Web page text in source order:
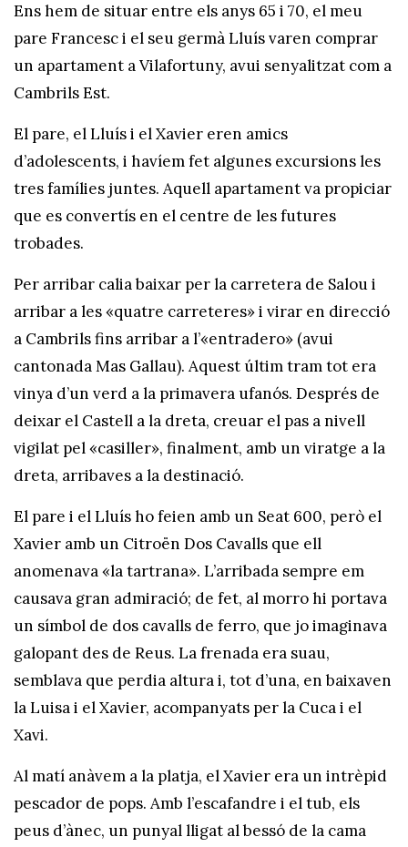
Ens hem de situar entre els anys 65 i 70, el meu
pare Francesc i el seu germà Lluís varen comprar
un apartament a Vilafortuny, avui senyalitzat com a
Cambrils Est.
El pare, el Lluís i el Xavier eren amics
d’adolescents, i havíem fet algunes excursions les
tres famílies juntes. Aquell apartament va propiciar
que es convertís en el centre de les futures
trobades.
Per arribar calia baixar per la carretera de Salou i
arribar a les «quatre carreteres» i virar en direcció
a Cambrils fins arribar a l’«entradero» (avui
cantonada Mas Gallau). Aquest últim tram tot era
vinya d’un verd a la primavera ufanós. Després de
deixar el Castell a la dreta, creuar el pas a nivell
vigilat pel «casiller», finalment, amb un viratge a la
dreta, arribaves a la destinació.
El pare i el Lluís ho feien amb un Seat 600, però el
Xavier amb un Citroën Dos Cavalls que ell
anomenava «la tartrana». L’arribada sempre em
causava gran admiració; de fet, al morro hi portava
un símbol de dos cavalls de ferro, que jo imaginava
galopant des de Reus. La frenada era suau,
semblava que perdia altura i, tot d’una, en baixaven
la Luisa i el Xavier, acompanyats per la Cuca i el
Xavi.
Al matí anàvem a la platja, el Xavier era un intrèpid
pescador de pops. Amb l’escafandre i el tub, els
peus d’ànec, un punyal lligat al bessó de la cama